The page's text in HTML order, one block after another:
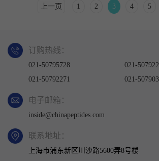
上一页 1 2 3 4 5
订购热线：
021-50795728
021-
021-50792271
021-
电子邮箱：
inside@chinapeptides.com
联系地址：
上海市浦东新区川沙路5600弄8号楼